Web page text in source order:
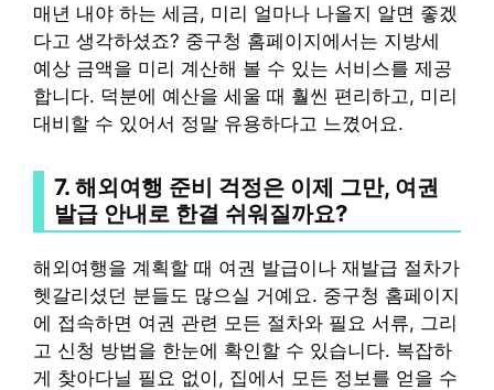
매년 내야 하는 세금, 미리 얼마나 나올지 알면 좋겠
다고 생각하셨죠? 중구청 홈페이지에서는 지방세
예상 금액을 미리 계산해 볼 수 있는 서비스를 제공
합니다. 덕분에 예산을 세울 때 훨씬 편리하고, 미리
대비할 수 있어서 정말 유용하다고 느꼈어요.
7. 해외여행 준비 걱정은 이제 그만, 여권
발급 안내로 한결 쉬워질까요?
해외여행을 계획할 때 여권 발급이나 재발급 절차가
헷갈리셨던 분들도 많으실 거예요. 중구청 홈페이지
에 접속하면 여권 관련 모든 절차와 필요 서류, 그리
고 신청 방법을 한눈에 확인할 수 있습니다. 복잡하
게 찾아다닐 필요 없이, 집에서 모든 정보를 얻을 수